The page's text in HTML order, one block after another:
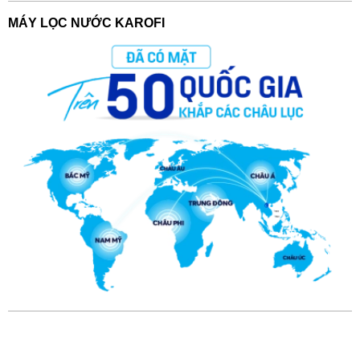
MÁY LỌC NƯỚC KAROFI